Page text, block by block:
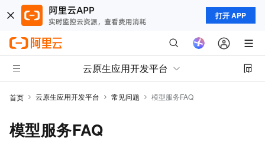
打开 APP
云原生应用开发平台
首页 云原生应用开发平台 常见问题 模型服务FAQ
模型服务FAQ